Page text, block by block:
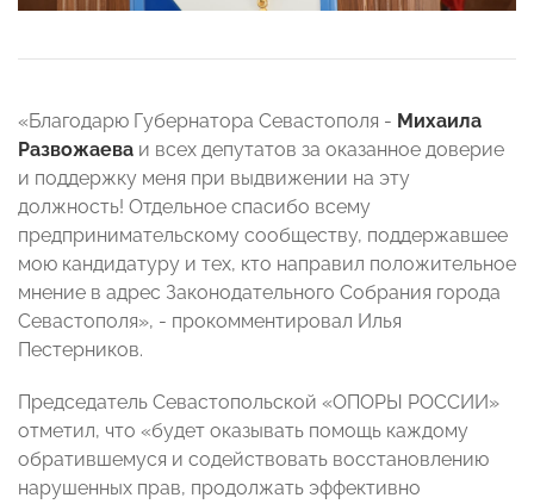
«Благодарю Губернатора Севастополя - Михаила
Развожаева и всех депутатов за оказанное доверие
и поддержку меня при выдвижении на эту
должность! Отдельное спасибо всему
предпринимательскому сообществу, поддержавшее
мою кандидатуру и тех, кто направил положительное
мнение в адрес Законодательного Собрания города
Севастополя», - прокомментировал Илья
Пестерников.
Председатель Севастопольской «ОПОРЫ РОССИИ»
отметил, что «будет оказывать помощь каждому
обратившемуся и содействовать восстановлению
нарушенных прав, продолжать эффективно